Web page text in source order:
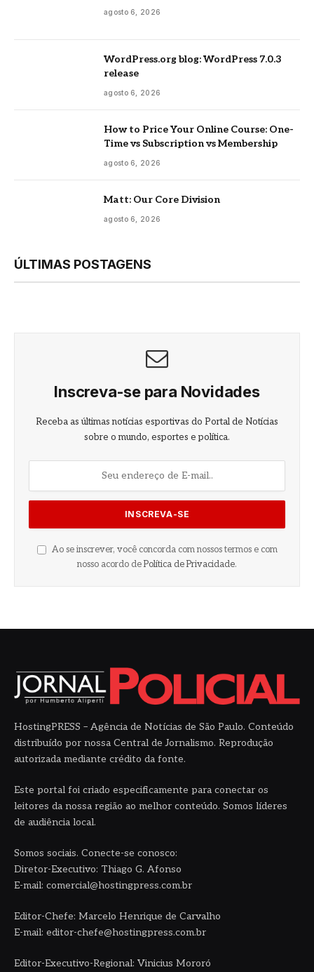
agosto 6, 2026
WordPress.org blog: WordPress 7.0.3
release
agosto 6, 2026
How to Price Your Online Course: One-
Time vs Subscription vs Membership
agosto 6, 2026
Matt: Our Core Division
agosto 6, 2026
ÚLTIMAS POSTAGENS
Inscreva-se para Novidades
Receba as últimas notícias esportivas do Portal de Notícias
sobre o mundo, esportes e política.
Ao se inscrever, você concorda com nossos termos e com
nosso acordo de Política de Privacidade.
HostingPRESS – Agência de Notícias de São Paulo. Conteúdo
distribuído por nossa Central de Jornalismo. Reprodução
autorizada mediante crédito da fonte.
Este portal foi criado especificamente para conectar os
leitores da nossa região ao melhor conteúdo. Somos líderes
de audiência local.
Somos sociais. Conecte-se conosco:
Diretor-Executivo: Thiago G. Afonso
E-mail: comercial@hostingpress.com.br
Editor-Chefe: Marcelo Henrique de Carvalho
E-mail: editor-chefe@hostingpress.com.br
Editor-Executivo-Regional: Vinicius Mororó